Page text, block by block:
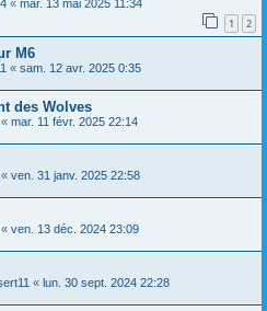
« mar. 13 mai 2025 11:34
1 2
M6
« sam. 12 avr. 2025 0:35
des Wolves
« mar. 11 févr. 2025 22:14
« ven. 31 janv. 2025 22:58
« ven. 13 déc. 2024 23:09
« lun. 30 sept. 2024 22:28